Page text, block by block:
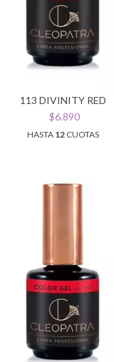
113 DIVINITY RED
$6.890
HASTA 12CUOTAS